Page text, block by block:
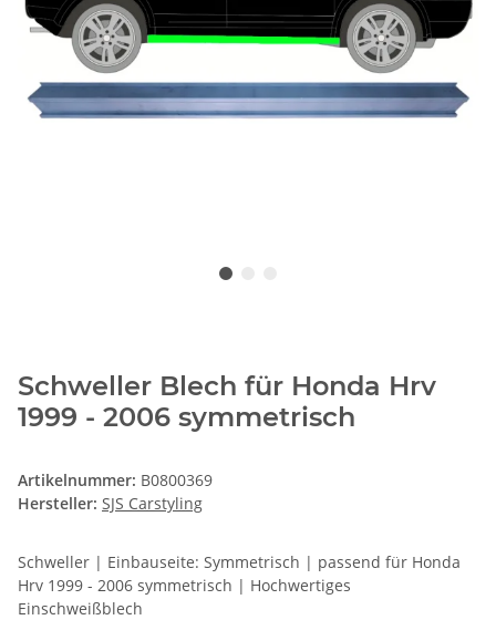
Schweller Blech für Honda Hrv
1999 - 2006 symmetrisch
Artikelnummer: B0800369
Hersteller: SJS Carstyling
Schweller | Einbauseite: Symmetrisch | passend für Honda
Hrv 1999 - 2006 symmetrisch | Hochwertiges
Einschweißblech